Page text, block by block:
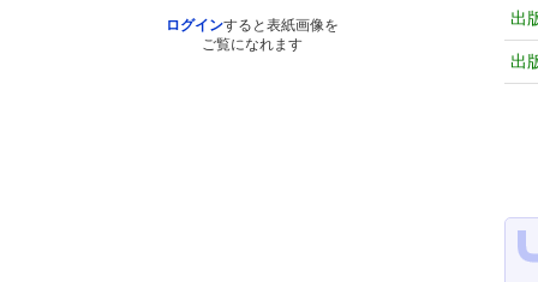
ログインすると表紙画像を
ご覧になれます
出
出